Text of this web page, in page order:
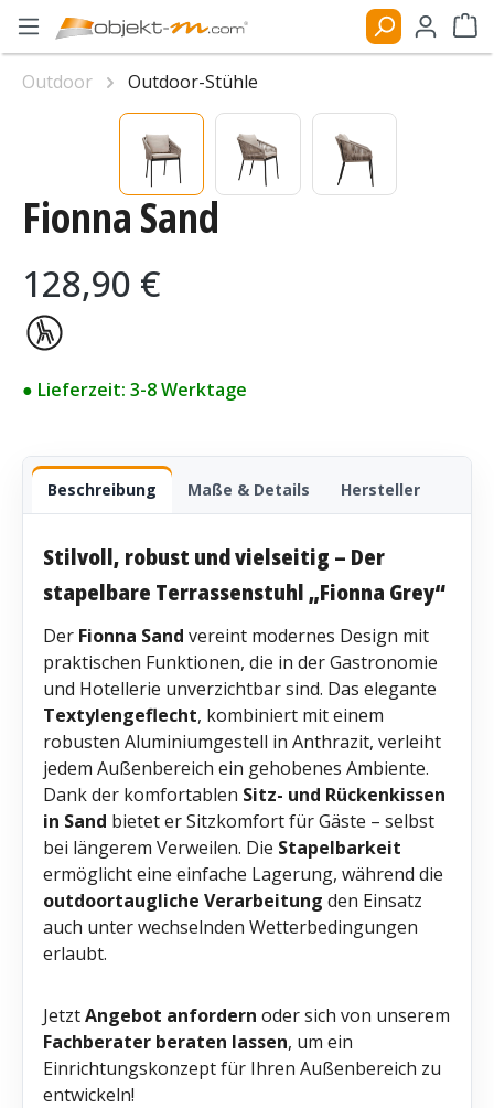
Zum Hauptinhalt springen
Fionna Sand
Regulärer Preis:
128,90 €
● Lieferzeit: 3-8 Werktage
Beschreibung Maße & Details Hersteller
Stilvoll, robust und vielseitig – Der
stapelbare Terrassenstuhl „Fionna Grey“
Der Fionna Sand vereint modernes Design mit
praktischen Funktionen, die in der Gastronomie
und Hotellerie unverzichtbar sind. Das elegante
Textylengeflecht, kombiniert mit einem
robusten Aluminiumgestell in Anthrazit, verleiht
jedem Außenbereich ein gehobenes Ambiente.
Dank der komfortablen Sitz- und Rückenkissen
in Sand bietet er Sitzkomfort für Gäste – selbst
bei längerem Verweilen. Die Stapelbarkeit
ermöglicht eine einfache Lagerung, während die
outdoortaugliche Verarbeitung den Einsatz
auch unter wechselnden Wetterbedingungen
erlaubt.
JetztAngebot anfordern oder sich von unserem
Fachberater beraten lassen, um ein
Einrichtungskonzept für Ihren Außenbereich zu
entwickeln!
Outdoor
Outdoor-Stühle
Bildergalerie überspringen